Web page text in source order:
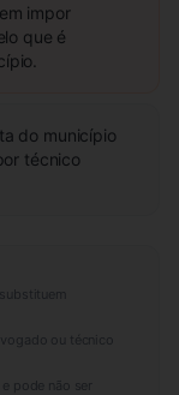
impor
que é
do município
técnico
ou técnico
pode não ser